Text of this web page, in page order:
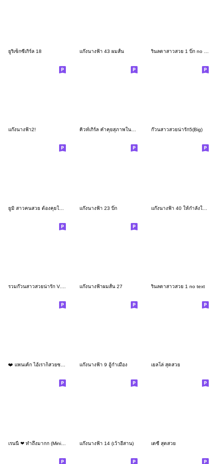
ยูริเซ็กซี่เกิร์ล 18 แก๊งนางฟ้า 43 ผมสั้น
แก๊งนางฟ้า2! คิวท์เกิร์ล คำคุยสุภาพในชีวิตประจำวัน ก๊วนสาวสวยน่ารัก5(Big)
แก๊งนางฟ้า 23 บิ๊ก แก๊งนางฟ้า 40 ให้กำลังใจ บิ๊ก
แก๊งนางฟ้าผมสั้น 27 รินลดาสาวสวย 1 no text
❤️ แพนเค้ก ไอ้เราก็สวยซะด้วย ❤️ (Mini) แก๊งนางฟ้า 9 อู้กำเมือง เยลโล่ สุดสวย
แก๊งนางฟ้า 14 (เว้าอีสาน) เดซี่ สุดสวย